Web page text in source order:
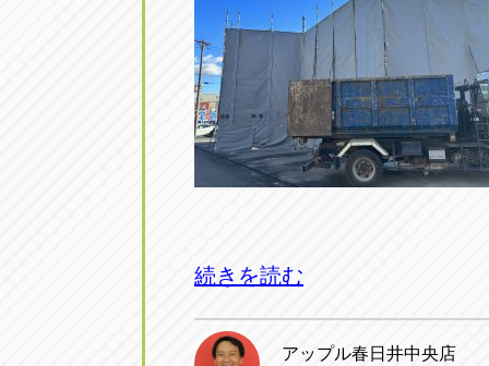
059-331-
三重県四日市市午起3丁目1番3
続きを読む
アップル春日井中央店